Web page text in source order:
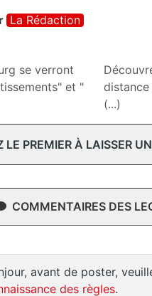
La Rédaction
se verront
et "
(...)
LE PREMIER À LAISSER
COMMENTAIRES DES
avant de poster,
des règles.